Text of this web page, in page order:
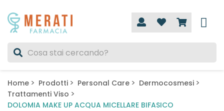
Home Prodotti Personal Care
Dermocosmesi
Trattamenti Viso
DOLOMIA MAKE UP ACQUA MICELLARE BIFASICO